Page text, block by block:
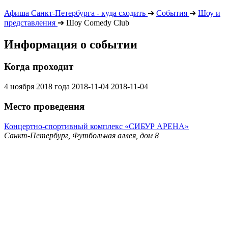
Афиша Санкт-Петербурга - куда сходить ➔ События ➔ Шоу и
представления ➔ Шоу Comedy Club
Информация о событии
Когда проходит
4 ноября 2018 года 2018-11-04 2018-11-04
Место проведения
Концертно-спортивный комплекс «СИБУР АРЕНА»
Санкт-Петербург, Футбольная аллея, дом 8